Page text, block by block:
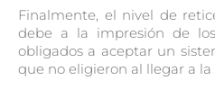
Finalmente, el nivel de
debe a la impresión de
obligados a aceptar un
que no eligieron al llegar a la